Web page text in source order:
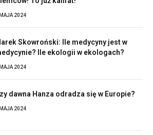
2024
Skowroński: Ile medycyny jest w
Ile ekologii w ekologach?
2024
dawna Hanza odradza się w Europie?
2024